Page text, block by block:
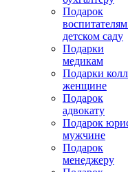
Подарок
детском саду
Подарки
медикам
Подарки
женщине
Подарок
адвокату
Подарок
мужчине
Подарок
менеджеру